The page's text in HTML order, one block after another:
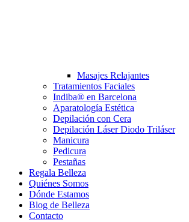
Masajes Relajantes
Tratamientos Faciales
Indiba® en Barcelona
Aparatología Estética
Depilación con Cera
Depilación Láser Diodo Triláser
Manicura
Pedicura
Pestañas
Regala Belleza
Quiénes Somos
Dónde Estamos
Blog de Belleza
Contacto